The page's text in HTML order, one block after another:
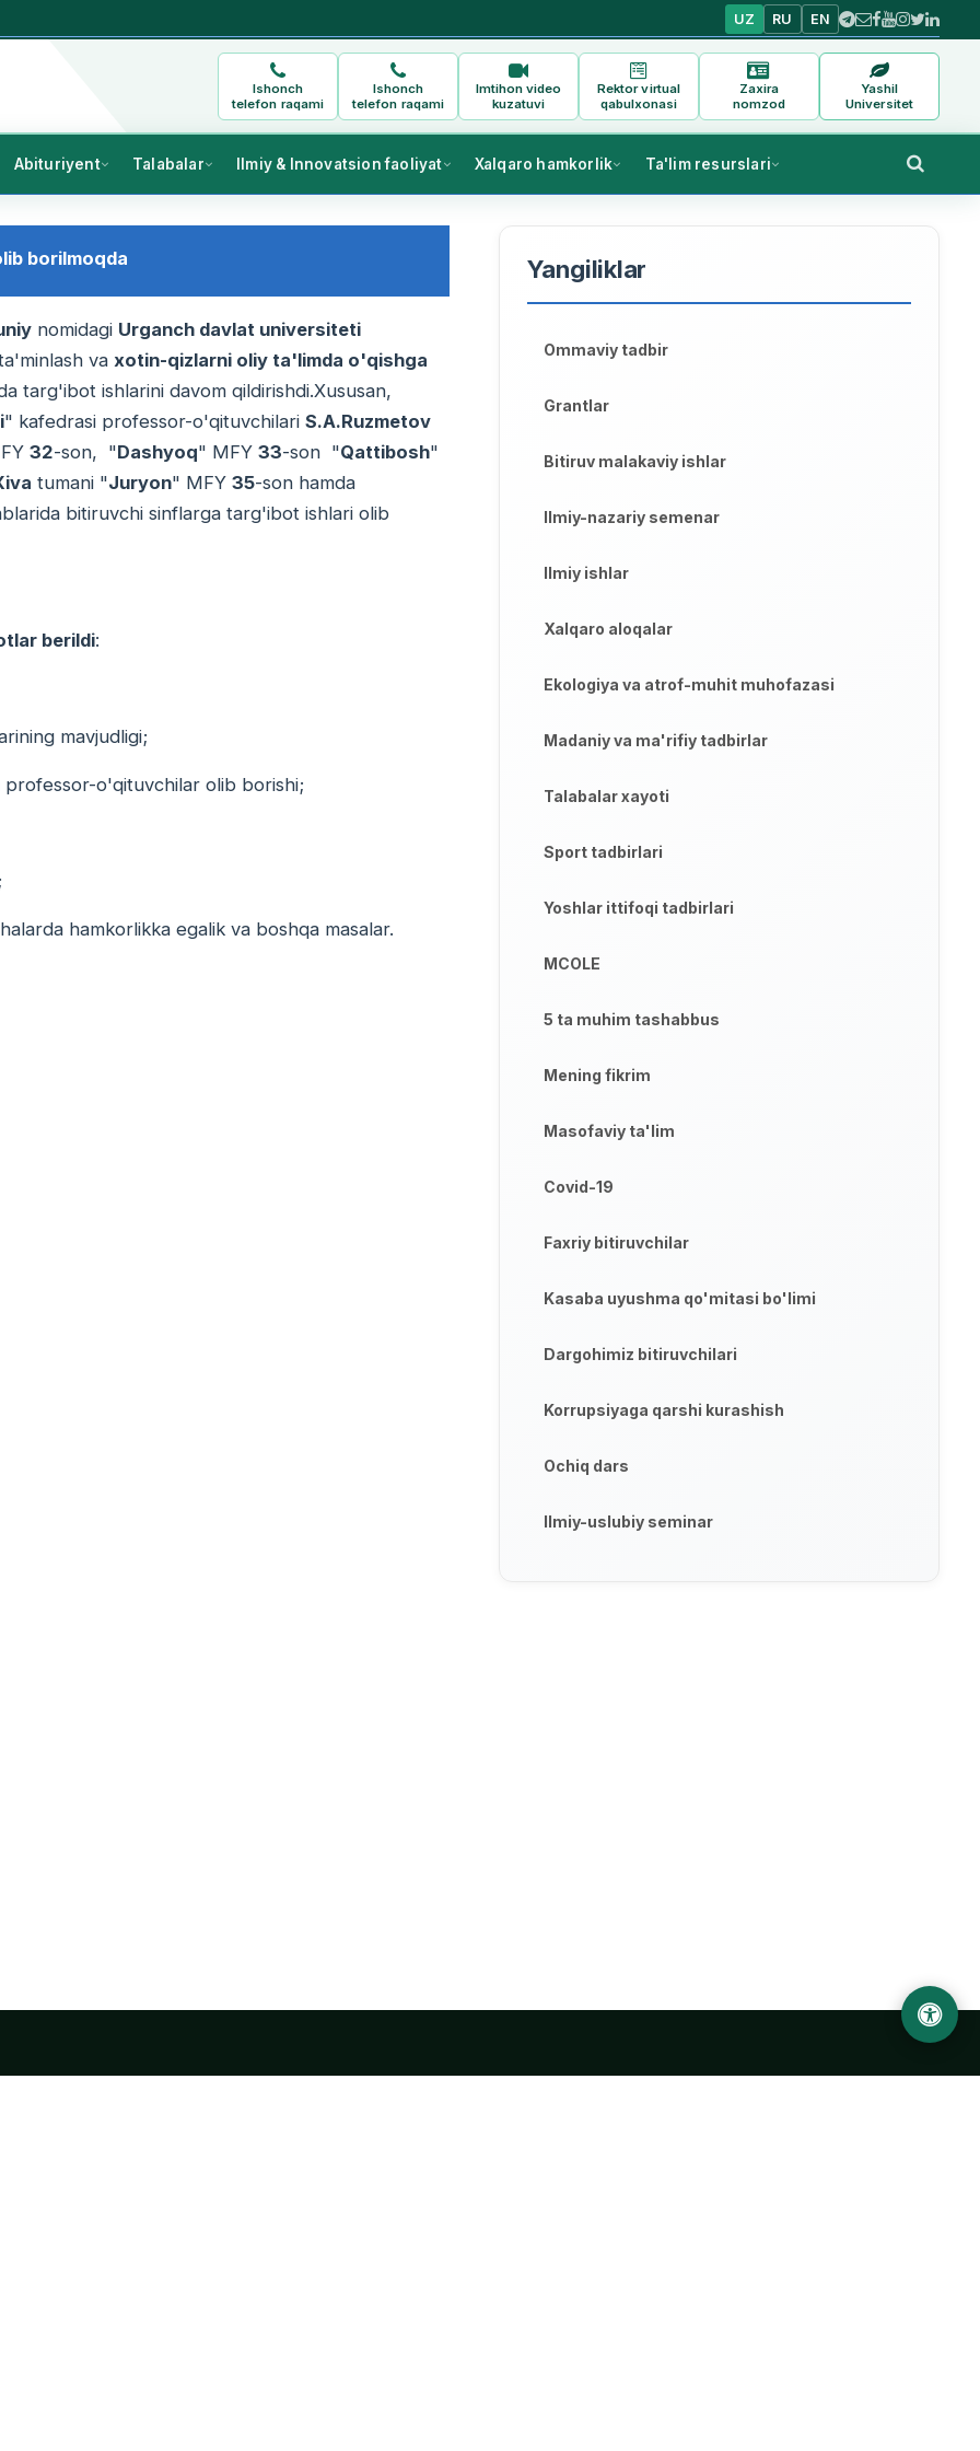
UZ RU EN
Ishonch
telefon raqami
Ishonch
telefon raqami
Imtihon video
kuzatuvi
Rektor virtual
qabulxonasi
Zaxira
nomzod
Yashil
Universitet
Abituriyent Talabalar Ilmiy & Innovatsion faoliyat Xalqaro hamkorlik Ta'lim resurslari
borilmoqda
nomidagi Urganch davlat universiteti
va xotin-qizlarni oliy ta'limda o'qishga
targ'ibot ishlarini davom qildirishdi.Xususan,
" kafedrasi professor-o'qituvchilari S.A.Ruzmetov
32-son, "Dashyoq" MFY 33-son "Qattibosh"
tumani "Juryon" MFY 35-son hamda
bitiruvchi sinflarga targ'ibot ishlari olib
berildi:
mavjudligi;
professor-o'qituvchilar olib borishi;
hamkorlikka egalik va boshqa masalar.
Yangiliklar
Ommaviy tadbir
Grantlar
Bitiruv malakaviy ishlar
Ilmiy-nazariy semenar
Ilmiy ishlar
Xalqaro aloqalar
Ekologiya va atrof-muhit muhofazasi
Madaniy va ma'rifiy tadbirlar
Talabalar xayoti
Sport tadbirlari
Yoshlar ittifoqi tadbirlari
MCOLE
5 ta muhim tashabbus
Mening fikrim
Masofaviy ta'lim
Covid-19
Faxriy bitiruvchilar
Kasaba uyushma qo'mitasi bo'limi
Dargohimiz bitiruvchilari
Korrupsiyaga qarshi kurashish
Ochiq dars
Ilmiy-uslubiy seminar